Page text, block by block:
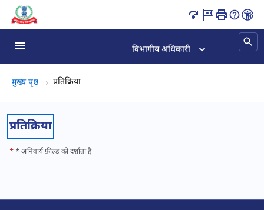
प्रतिक्रिया पृष्ठ लोड हो गया
विभागीय अधिकारी
मुख्य पृष्ठ प्रतिक्रियाप्रतिक्रिया, (2 का 2)
प्रतिक्रिया
* * अनिवार्य फ़ील्ड को दर्शाता है